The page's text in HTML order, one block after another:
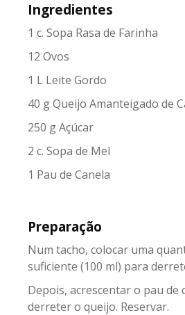
Ingredientes
1 c. Sopa Rasa de Farinha
12 Ovos
1 L Leite Gordo
40 g Queijo Amanteigado de
250 g Açúcar
2 c. Sopa de Mel
1 Pau de Canela
Preparação
Num tacho, colocar uma
suficiente (100 ml) para
Depois, acrescentar o pau de
derreter o queijo. Reservar.